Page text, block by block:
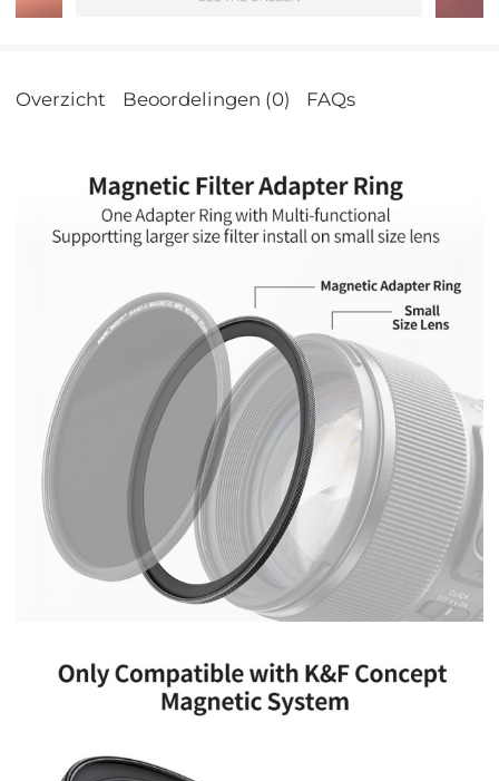
Overzicht Beoordelingen (0) FAQs